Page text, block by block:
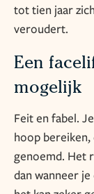
tot tien jaar
veroudert.
Een
mogelijk
Feit en fabel.
hoop
genoemd. Het
dan wanneer